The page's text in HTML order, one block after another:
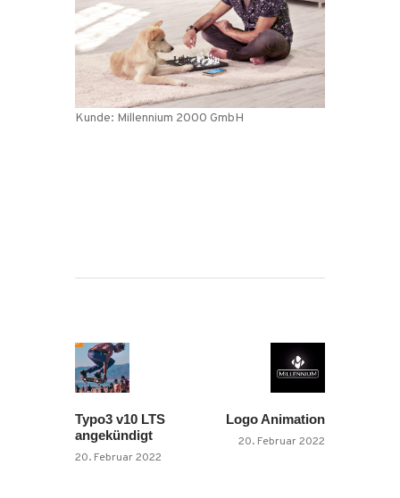
Kunde: Millennium 2000 GmbH
post:
Typo3 v10 LTS
angekündigt
20. Februar 2022
Logo Animation
20. Februar 2022